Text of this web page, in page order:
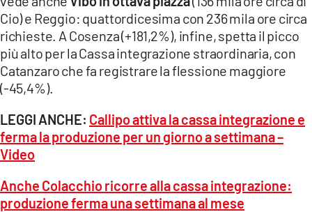
Cio) e Reggio: quattordicesima con 236 mila ore circa
richieste. A Cosenza (+181,2%), infine, spetta il picco
più alto per la Cassa integrazione straordinaria, con
Catanzaro che fa registrare la flessione maggiore
(-45,4%).
LEGGI ANCHE: Callipo attiva la cassa integrazione e
ferma la produzione per un giorno a settimana –
Video
Anche Colacchio ricorre alla cassa integrazione:
produzione ferma una settimana al mese